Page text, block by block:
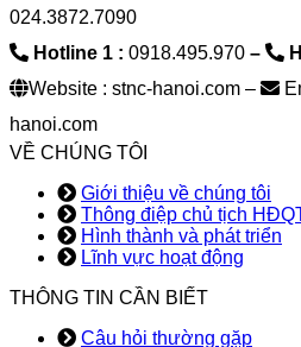
024.3872.7090
Hotline 1 : 0918.495.970 –
Website : stnc-hanoi.com –
hanoi.com
VỀ CHÚNG TÔI
Giới thiệu về chúng tôi
Thông điệp chủ tịch
Hình thành và phát triển
Lĩnh vực hoạt động
THÔNG TIN CẦN BIẾT
Câu hỏi thường gặp